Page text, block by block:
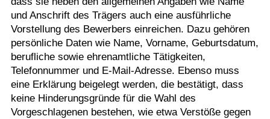
und Anschrift des Trägers auch eine ausführliche
Vorstellung des Bewerbers einreichen. Dazu gehören
persönliche Daten wie Name, Vorname, Geburtsdatum,
berufliche sowie ehrenamtliche Tätigkeiten,
Telefonnummer und E-Mail-Adresse. Ebenso muss
eine Erklärung beigelegt werden, die bestätigt, dass
keine Hinderungsgründe für die Wahl des
Vorgeschlagenen bestehen, wie etwa Verstöße gegen